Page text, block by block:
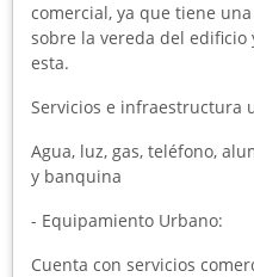
comercial, ya que tiene
sobre la vereda del
esta.
Servicios e infraestructura
Agua, luz, gas, teléfono,
y banquina
- Equipamiento Urbano:
Cuenta con servicios